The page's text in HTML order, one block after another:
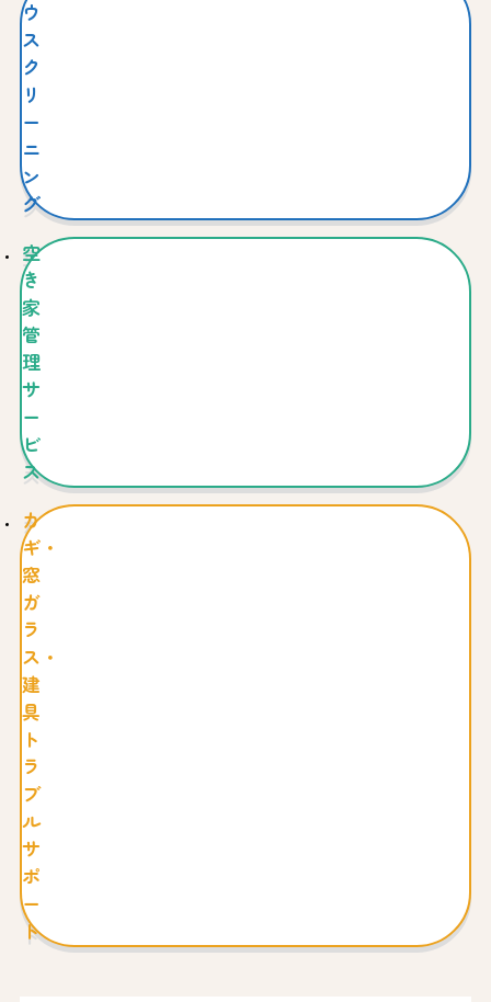
ウ
ス
ク
リ
ー
ニ
ン
グ
空
き
家
管
理
サ
ー
ビ
ス
カ
ギ・
窓
ガ
ラ
ス・
建
具
ト
ラ
ブ
ル
サ
ポ
ー
ト